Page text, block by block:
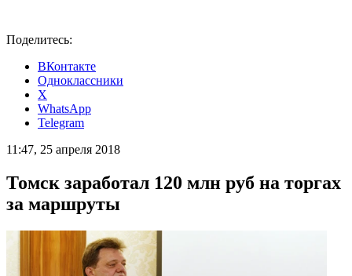
Поделитесь:
ВКонтакте
Одноклассники
X
WhatsApp
Telegram
11:47, 25 апреля 2018
Томск заработал 120 млн руб на торгах
за маршруты